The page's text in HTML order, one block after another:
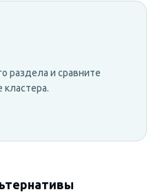
раздела и сравните
кластера.